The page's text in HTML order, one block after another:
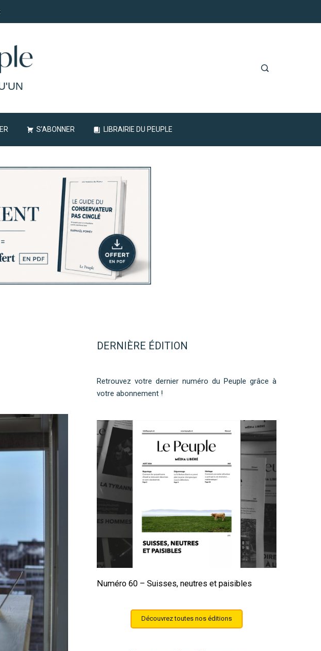
S’ABONNER LIBRAIRIE DU PEUPLE
DERNIÈRE ÉDITION
Retrouvez votre dernier numéro du Peuple grâce à
votre abonnement !
Numéro 60 – Suisses, neutres et paisibles
Découvrez toutes nos éditions